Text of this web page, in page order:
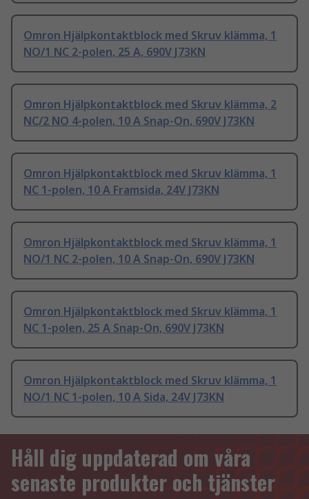
Omron Hjälpkontaktblock med Skruv klämma, 1
NO/1 NC 2-polen, 25 A, 690V J73KN
Omron Hjälpkontaktblock med Skruv klämma, 2
NC/2 NO 4-polen, 10 A Snap-On, 690V J73KN
Omron Hjälpkontaktblock med Skruv klämma, 1
NC 1-polen, 10 A Framsida, 24V J73KN
Omron Hjälpkontaktblock med Skruv klämma, 1
NO/1 NC 2-polen, 10 A Snap-On, 690V J73KN
Omron Hjälpkontaktblock med Skruv klämma, 1
NC 1-polen, 25 A Snap-On, 690V J73KN
Omron Hjälpkontaktblock med Skruv klämma, 1
NO/1 NC 1-polen, 10 A Sida, 24V J73KN
Håll dig uppdaterad om våra
senaste produkter och tjänster